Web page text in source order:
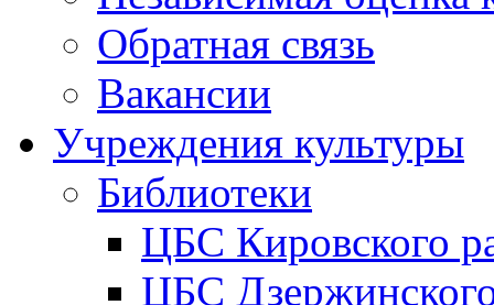
Обратная связь
Вакансии
Учреждения культуры
Библиотеки
ЦБС Кировского
ЦБС